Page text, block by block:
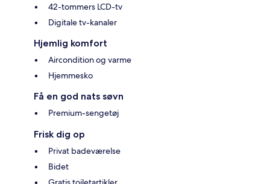
42-tommers LCD-tv
Digitale tv-kanaler
Hjemlig komfort
Aircondition og varme
Hjemmesko
Få en god nats søvn
Premium-sengetøj
Frisk dig op
Privat badeværelse
Bidet